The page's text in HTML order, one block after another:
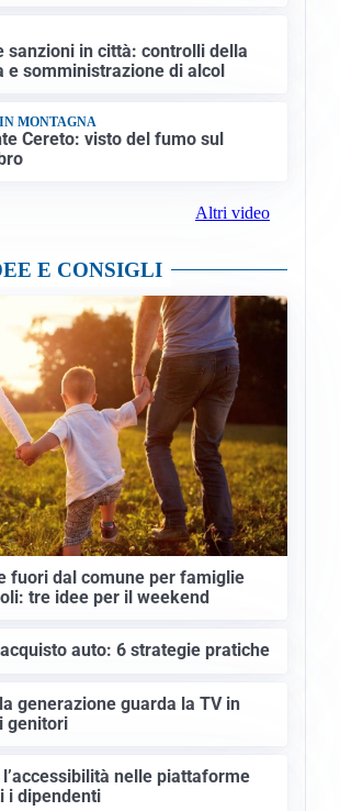
sanzioni in città: controlli della
e somministrazione di alcol
MONTAGNA
Cereto: visto del fumo sul
Altri video
E CONSIGLI
fuori dal comune per famiglie
tre idee per il weekend
auto: 6 strategie pratiche
generazione guarda la TV in
genitori
nelle piattaforme
i dipendenti